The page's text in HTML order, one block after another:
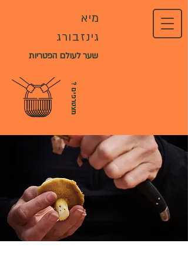
מיא
גינזבורג
שער לעולם הפטריות
?
מ
צ
ט
ר
פ
י
ם